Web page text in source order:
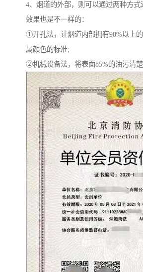
4、烟道的外部，则可以通过两种方
效果也是不一样的：
①开孔法，让烟道内部拥有90%以上
属颜色的标准;
②机械设备法，将表面85%的油污清楚